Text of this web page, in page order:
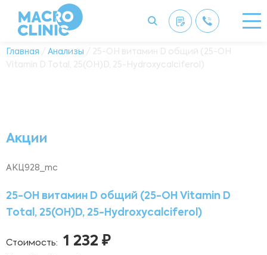
Главная / Анализы / 25-OH витамин D общий (25-OH
Vitamin D Total, 25(OH)D, 25-Hydroxycalciferol)
Акции
АКЦ928_mc
25-OH витамин D общий (25-OH Vitamin D
Total, 25(OH)D, 25-Hydroxycalciferol)
Стоимость: 1 232 ₽